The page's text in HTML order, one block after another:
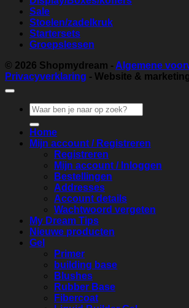
Sale
Stoelen/zadelkruk
Startersets
Groepslessen
© 2026 Shopmydream - Algemene
Privacyverklaring - Website &
Zoeken
naar:
Home
Mijn account / Registreren
Registreren
Mijn account / Inloggen
Bestellingen
Addresses
Account details
Wachtwoord vergeten
My Dream Tips
Nieuwe producten
Gel
Primer
building base
Blushes
Rubber Base
Fibercoat